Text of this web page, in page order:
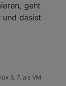
geht
und dasist
8. 7. als VM